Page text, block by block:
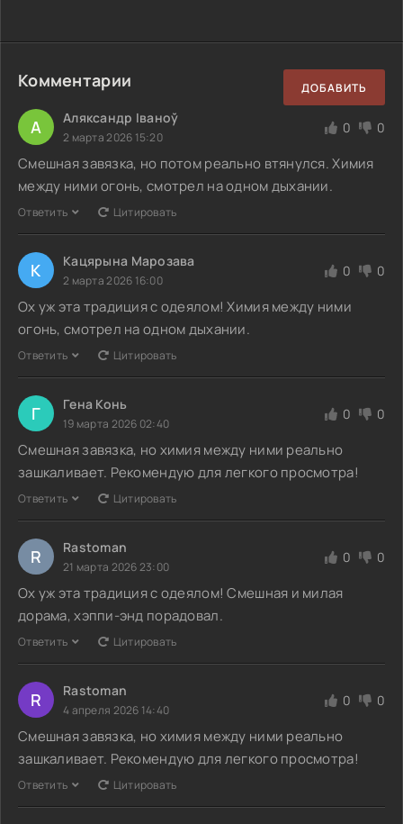
Комментарии ДОБАВИТЬ
А Аляксандр Іваноў
2 марта 2026 15:20
0 0
Смешная завязка, но потом реально втянулся. Химия
между ними огонь, смотрел на одном дыхании.
Ответить Цитировать
К Кацярына Марозава
2 марта 2026 16:00
0 0
Ох уж эта традиция с одеялом! Химия между ними
огонь, смотрел на одном дыхании.
Ответить Цитировать
Г Гена Конь
19 марта 2026 02:40
0 0
Смешная завязка, но химия между ними реально
зашкаливает. Рекомендую для легкого просмотра!
Ответить Цитировать
R Rastoman
21 марта 2026 23:00
0 0
Ох уж эта традиция с одеялом! Смешная и милая
дорама, хэппи-энд порадовал.
Ответить Цитировать
R Rastoman
4 апреля 2026 14:40
0 0
Смешная завязка, но химия между ними реально
зашкаливает. Рекомендую для легкого просмотра!
Ответить Цитировать